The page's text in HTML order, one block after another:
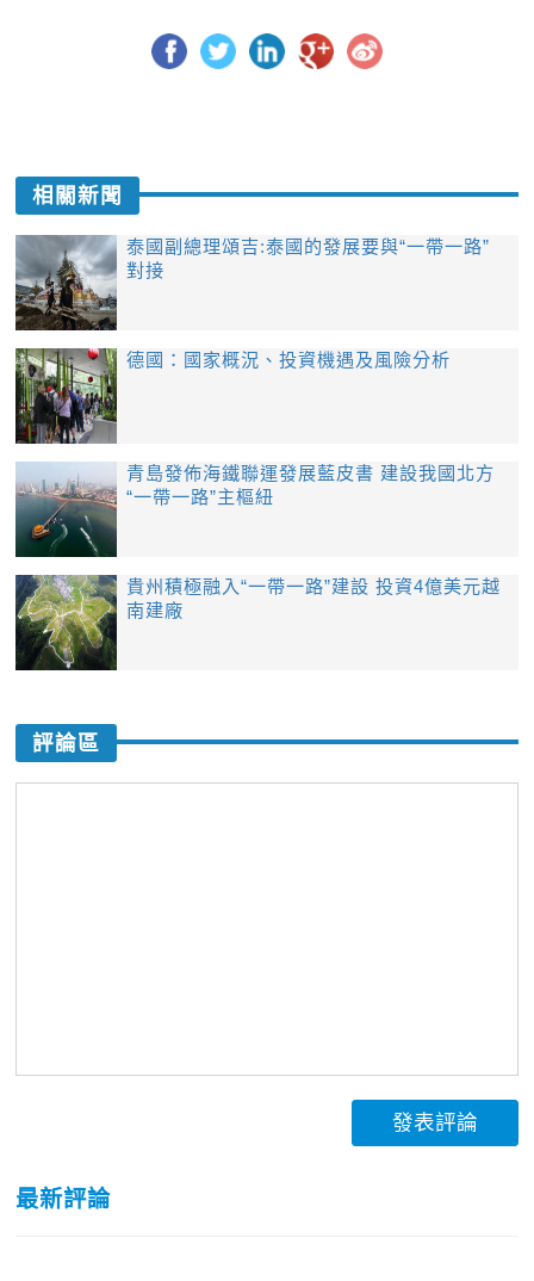
相關新聞
泰國副總理頌吉:泰國的發展要與“一帶一路”
對接
​德國：國家概況、投資機遇及風險分析
青島發佈海鐵聯運發展藍皮書 建設我國北方
“一帶一路”主樞紐
貴州積極融入“一帶一路”建設 投資4億美元越
南建廠
評論區
發表評論
最新評論